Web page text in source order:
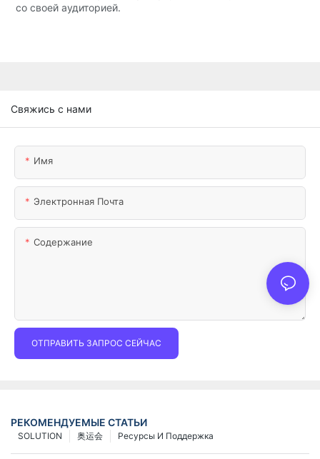
со своей аудиторией.
Свяжись с нами
Имя
Электронная Почта
Содержание
ОТПРАВИТЬ ЗАПРОС СЕЙЧАС
РЕКОМЕНДУЕМЫЕ СТАТЬИ
Ресурсы И Поддержка
奥运会
SOLUTION